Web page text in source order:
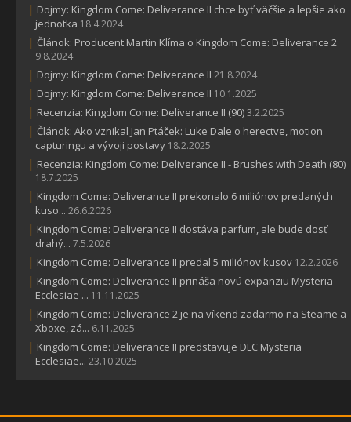
| Dojmy: Kingdom Come: Deliverance II chce byť väčšie a lepšie ako
jednotka 18.4.2024
| Článok: Producent Martin Klíma o Kingdom Come: Deliverance 2
9.8.2024
| Dojmy: Kingdom Come: Deliverance II 21.8.2024
| Dojmy: Kingdom Come: Deliverance II 10.1.2025
| Recenzia: Kingdom Come: Deliverance II (90)3.2.2025
| Článok: Ako vznikal Jan Ptáček: Luke Dale o herectve, motion
capturingu a vývoji postavy 18.2.2025
| Recenzia: Kingdom Come: Deliverance II - Brushes with Death (80)
18.7.2025
| Kingdom Come: Deliverance II prekonalo 6 miliónov predaných
kuso... 26.6.2026
| Kingdom Come: Deliverance II dostáva parfum, ale bude dosť
drahý... 7.5.2026
| Kingdom Come: Deliverance II predal 5 miliónov kusov 12.2.2026
| Kingdom Come: Deliverance II prináša novú expanziu Mysteria
Ecclesiae ... 11.11.2025
| Kingdom Come: Deliverance 2 je na víkend zadarmo na Steame a
Xboxe, zá... 6.11.2025
| Kingdom Come: Deliverance II predstavuje DLC Mysteria
Ecclesiae... 23.10.2025